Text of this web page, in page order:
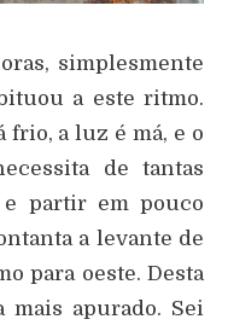
simplesmente
a este ritmo.
frio, a luz é má, e o
de tantas
partir em pouco
a levante de
para oeste. Desta
mais apurado. Sei